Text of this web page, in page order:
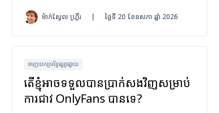
ម៉ាក់ស្វែល ហ្គ្រីរ ថ្ងៃទី 20 ខែឧសភា ឆ្នាំ 2026
ទាញយកប្រព័ន្ធផ្សព្វផ្សាយ
តើខ្ញុំអាចទទួលបានប្រាក់សងវិញសម្រាប់
ការជាវ OnlyFans បានទេ?